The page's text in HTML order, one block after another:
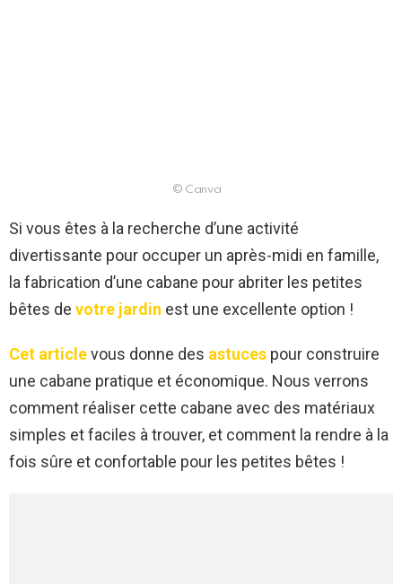
© Canva
Si vous êtes à la recherche d’une activité
divertissante pour occuper un après-midi en famille,
la fabrication d’une cabane pour abriter les petites
bêtes de votre jardin est une excellente option !
Cet articlevous donne des astuces pour construire
une cabane pratique et économique. Nous verrons
comment réaliser cette cabane avec des matériaux
simples et faciles à trouver, et comment la rendre à la
fois sûre et confortable pour les petites bêtes !